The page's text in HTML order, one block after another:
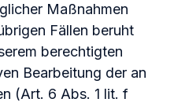
Maßnahmen
Fällen beruht
berechtigten
Bearbeitung der an
(Art. 6 Abs. 1 lit. f